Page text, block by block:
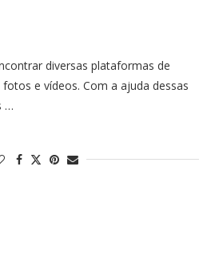
diversas plataformas de
e vídeos. Com a ajuda dessas
…